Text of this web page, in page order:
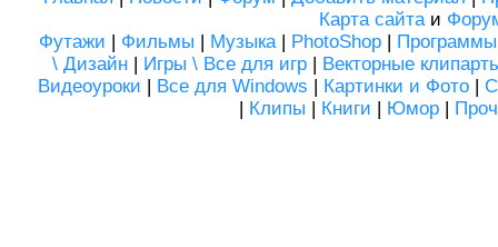
Карта сайтаи
Футажи | Фильмы | Музыка| PhotoShop | Программы
\ Дизайн | Игры \ Все для игр | Векторные
Видеоуроки | Все для Windows | Картинки и Фото|
| Клипы | Книги | Юмор |